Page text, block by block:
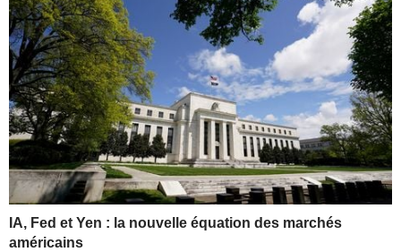
IA, Fed et Yen : la nouvelle équation des marchés
américains